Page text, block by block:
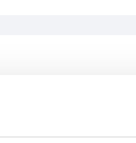
il futuro